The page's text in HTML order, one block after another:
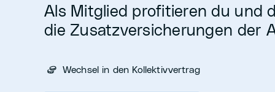
Als Mitglied profitieren du und
die Zusatzversicherungen der
Wechsel in den Kollektivvertrag